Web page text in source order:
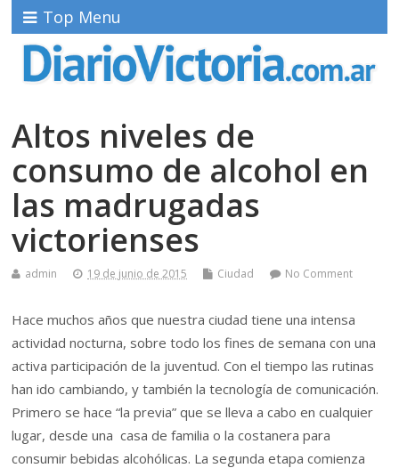
Top Menu
Altos niveles de
consumo de alcohol en
las madrugadas
victorienses
admin 19 de junio de 2015 Ciudad No Comment
Hace muchos años que nuestra ciudad tiene una intensa
actividad nocturna, sobre todo los fines de semana con una
activa participación de la juventud. Con el tiempo las rutinas
han ido cambiando, y también la tecnología de comunicación.
Primero se hace “la previa” que se lleva a cabo en cualquier
lugar, desde una casa de familia o la costanera para
consumir bebidas alcohólicas. La segunda etapa comienza